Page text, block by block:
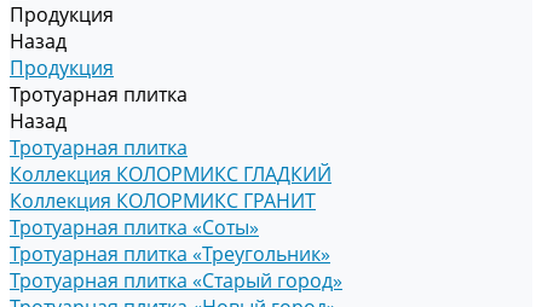
Продукция
Назад
Продукция
Тротуарная плитка
Назад
Тротуарная плитка
Коллекция КОЛОРМИКС ГЛАДКИЙ
Коллекция КОЛОРМИКС ГРАНИТ
Тротуарная плитка «Соты»
Тротуарная плитка «Треугольник»
Тротуарная плитка «Старый город»